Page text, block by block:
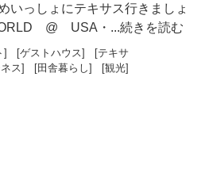
いっしょにテキサス行きましょ
@ USA・ ...続きを読む
] [ゲストハウス] [テキサ
ス] [田舎暮らし] [観光]